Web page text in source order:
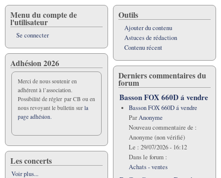
Menu du compte de
l'utilisateur
Se connecter
Adhésion 2026
Merci de nous soutenir en
adhérent à l’association.
Possibilité de régler par CB ou en
nous revoyant le bulletin sur la
page adhésion.
Les concerts
Voir plus...
Outils
Ajouter du contenu
Astuces de rédaction
Contenu récent
Derniers commentaires du
forum
Basson FOX 660D á vendre
Basson FOX 660D á vendre
ParAnonyme
Nouveau commentaire de :
Anonyme (non vérifié)
Le : 29/07/2026 - 16:12
Dans le forum :
Achats - ventes